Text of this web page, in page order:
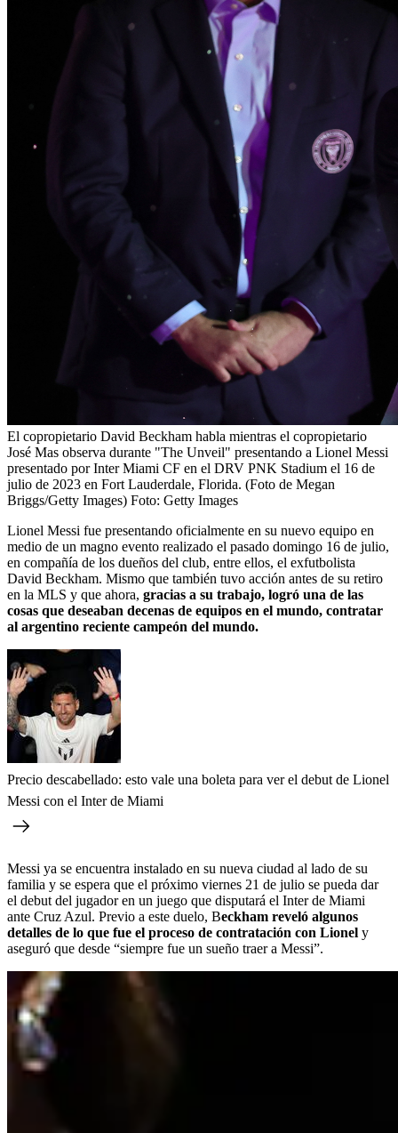
El copropietario David Beckham habla mientras el copropietario
José Mas observa durante "The Unveil" presentando a Lionel Messi
presentado por Inter Miami CF en el DRV PNK Stadium el 16 de
julio de 2023 en Fort Lauderdale, Florida. (Foto de Megan
Briggs/Getty Images) Foto: Getty Images
Lionel Messi fue presentando oficialmente en su nuevo equipo en
medio de un magno evento realizado el pasado domingo 16 de julio,
en compañía de los dueños del club, entre ellos, el exfutbolista
David Beckham. Mismo que también tuvo acción antes de su retiro
en la MLS y que ahora, gracias a su trabajo, logró una de las
cosas que deseaban decenas de equipos en el mundo, contratar
al argentino reciente campeón del mundo.
Precio descabellado: esto vale una boleta para ver el debut de Lionel
Messi con el Inter de Miami
Messi ya se encuentra instalado en su nueva ciudad al lado de su
familia y se espera que el próximo viernes 21 de julio se pueda dar
el debut del jugador en un juego que disputará el Inter de Miami
ante Cruz Azul. Previo a este duelo, Beckham reveló algunos
detalles de lo que fue el proceso de contratación con Lionel y
aseguró que desde “siempre fue un sueño traer a Messi”.